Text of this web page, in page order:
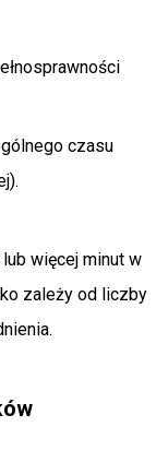
czasu
więcej minut w
zależy od liczby